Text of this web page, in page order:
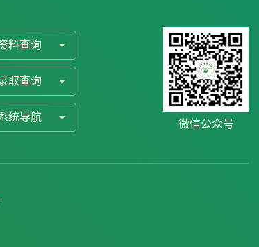
料查询
取查询
统导航
微信公众号